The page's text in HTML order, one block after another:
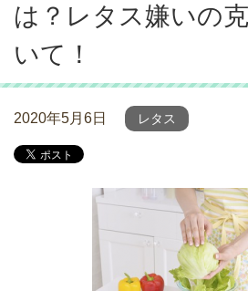
は？レタス嫌いの
いて！
2020年5月6日 レタス